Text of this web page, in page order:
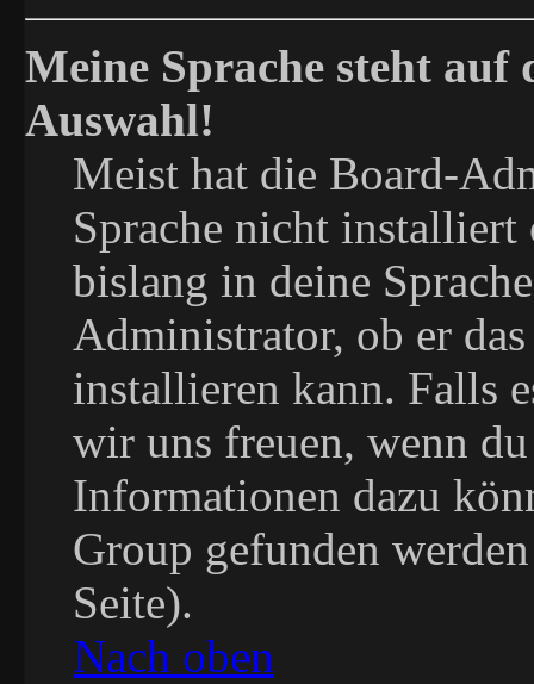
Meine Sprache steht auf
Auswahl!
Meist hat die Board-
Sprache nicht installiert
bislang in deine
Administrator, ob er
installieren kann. Falls
wir uns freuen, wenn
Informationen dazu
Group gefunden
Seite).
Nach oben